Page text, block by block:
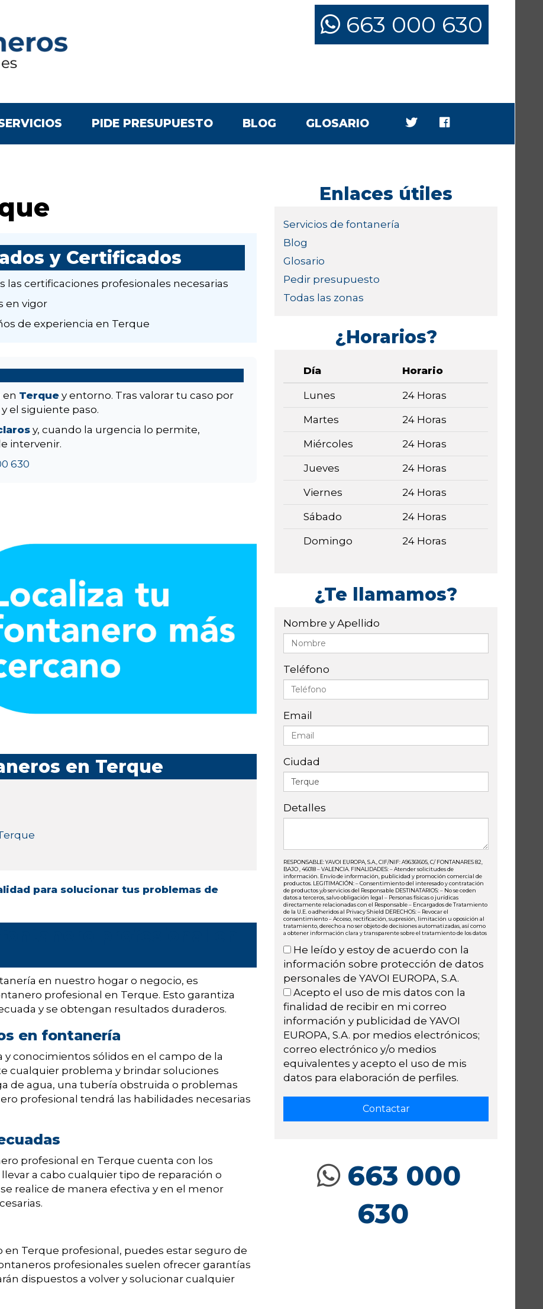
663 000 630
PIDE PRESUPUESTO BLOG GLOSARIO
y Certificados
las certificaciones profesionales necesarias
en vigor
de experiencia en Terque
en Terque y entorno. Tras valorar tu caso por
el siguiente paso.
y, cuando la urgencia lo permite,
intervenir.
630
en Terque
para solucionar tus problemas de
en nuestro hogar o negocio, es
profesional en Terque. Esto garantiza
y se obtengan resultados duraderos.
en fontanería
conocimientos sólidos en el campo de la
cualquier problema y brindar soluciones
de agua, una tubería obstruida o problemas
profesional tendrá las habilidades necesarias
profesional en Terque cuenta con los
a cabo cualquier tipo de reparación o
realice de manera efectiva y en el menor
Terque profesional, puedes estar seguro de
profesionales suelen ofrecer garantías
dispuestos a volver y solucionar cualquier
Enlaces útiles
Servicios de fontanería
Blog
Glosario
Pedir presupuesto
Todas las zonas
¿Horarios?
Día Horario
Lunes 24 Horas
Martes 24 Horas
Miércoles 24 Horas
Jueves 24 Horas
Viernes 24 Horas
Sábado 24 Horas
Domingo 24 Horas
¿Te llamamos?
Nombre y Apellido
Teléfono
Email
Ciudad
Detalles
RESPONSABLE: YAVOI EUROPA, S.A., CIF/NIF: A96361605, C/ FONTANARES 82,
BAJO , 46018 – VALENCIA. FINALIDADES: – Atender solicitudes de
información. Envío de información, publicidad y promoción comercial de
productos. LEGITIMACIÓN: – Consentimiento del interesado y contratación
de productos y/o servicios del Responsable DESTINATARIOS: – No se ceden
datos a terceros, salvo obligación legal – Personas físicas o jurídicas
directamente relacionadas con el Responsable – Encargados de Tratamiento
de la U.E. o adheridos al Privacy Shield DERECHOS: – Revocar el
consentimiento – Acceso, rectificación, supresión, limitación u oposición al
tratamiento, derecho a no ser objeto de decisiones automatizadas, así como
a obtener información clara y transparente sobre el tratamiento de los datos
He leído y estoy de acuerdo con la
información sobre protección de datos
personales de YAVOI EUROPA, S.A.
Acepto el uso de mis datos con la
finalidad de recibir en mi correo
información y publicidad de YAVOI
EUROPA, S.A. por medios electrónicos;
correo electrónico y/o medios
equivalentes y acepto el uso de mis
datos para elaboración de perfiles.
663 000
630